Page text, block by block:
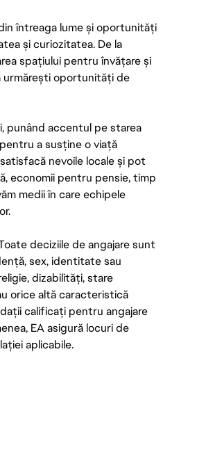
întreaga lume și oportunități
și curiozitatea. De la
spațiului pentru învățare și
urmărești oportunități de
punând accentul pe starea
a susține o viață
nevoile locale și pot
economii pentru pensie, timp
medii în care echipele
deciziile de angajare sunt
sex, identitate sau
dizabilități, stare
orice altă caracteristică
calificați pentru angajare
EA asigură locuri de
aplicabile.